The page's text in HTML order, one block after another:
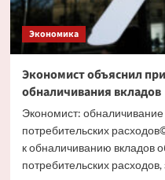
Экономика
Экономист объяснил
обналичивания вкладов
Экономист: обналичивание
потребительских
к обналичиванию вкладов
потребительских